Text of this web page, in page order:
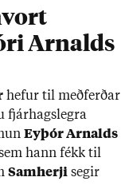
Arnalds
hef­ur til með­ferð­ar
fjár­hags­legra
Ey­þór Arn­alds
hann fékk til
Sam­herji seg­ir